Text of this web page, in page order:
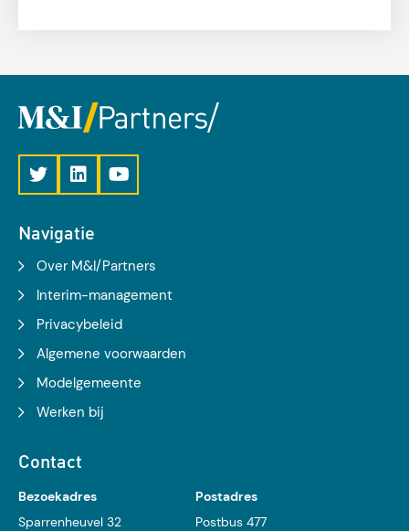
oog op de toekomst.
Navigatie
Over M&I/Partners
Interim-management
Privacybeleid
Algemene voorwaarden
Modelgemeente
Werken bij
Contact
Bezoekadres
Sparrenheuvel 32
Postadres
Postbus 477